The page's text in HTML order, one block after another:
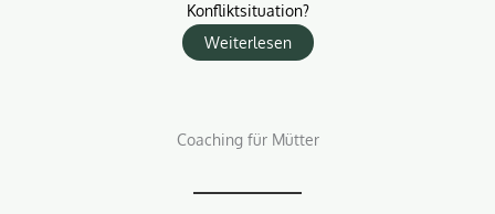
Konfliktsituation?
Weiterlesen
Coaching für Mütter